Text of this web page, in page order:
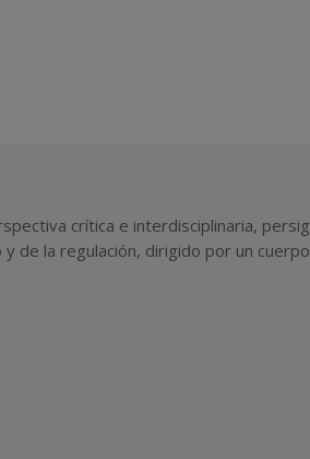
crítica e interdisciplinaria,
de la regulación, dirigido por un